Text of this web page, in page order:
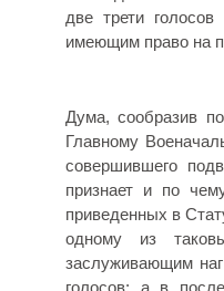
две трети
имеющим право на
Дума, сообразив
Главному
совершившего
признает и по
приведенных в
одному из
заслуживающим